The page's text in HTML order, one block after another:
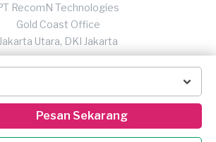
Pesan Sekarang
RecomN Technologies
Gold Coast Office
Jakarta Utara, DKI Jakarta